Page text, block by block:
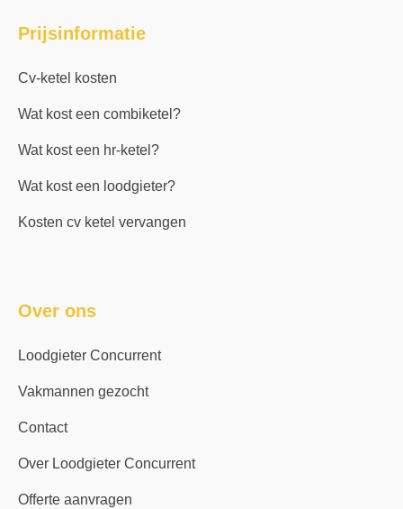
Prijsinformatie
Cv-ketel kosten
Wat kost een combiketel?
Wat kost een hr-ketel?
Wat kost een loodgieter?
Kosten cv ketel vervangen
Over ons
Loodgieter Concurrent
Vakmannen gezocht
Contact
Over Loodgieter Concurrent
Offerte aanvragen